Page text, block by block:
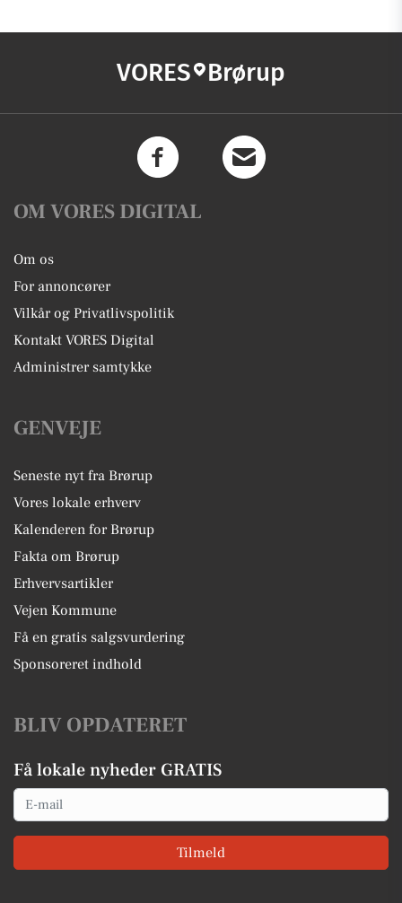
VORES Brørup
OM VORES DIGITAL
Om os
For annoncører
Vilkår og Privatlivspolitik
Kontakt VORES Digital
Administrer samtykke
GENVEJE
Seneste nyt fra Brørup
Vores lokale erhverv
Kalenderen for Brørup
Fakta om Brørup
Erhvervsartikler
Vejen Kommune
Få en gratis salgsvurdering
Sponsoreret indhold
BLIV OPDATERET
Få lokale nyheder GRATIS
Email
Tilmeld